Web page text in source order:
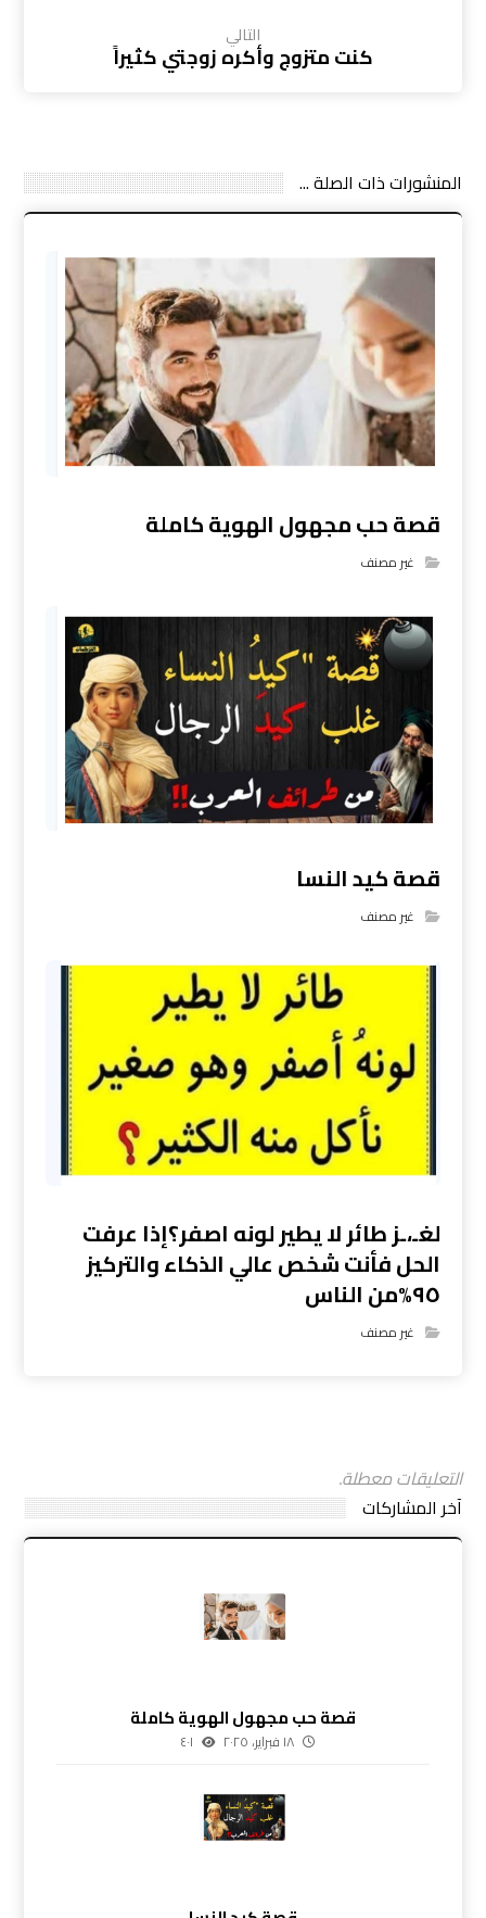
التالي
كنت متزوج وأكره زوجتي كثيراً
المنشورات ذات الصلة ...
قصة حب مجهول الهوية كاملة
غير مصنف
قصة كيد النسا
غير مصنف
لغـ،ـز طائر لا يطير لونه اصفر؟إذا عرفت
الحل فأنت شخص عالي الذكاء والتركيز
٩٥%من الناس
غير مصنف
التعليقات معطلة.
آخر المشاركات
قصة حب مجهول الهوية كاملة
١٨ فبراير، ٢٠٢٥ ٤٠١